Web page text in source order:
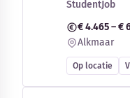
StudentJob
€ 4.465 – €
Alkmaar
Op locatie